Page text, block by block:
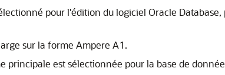
pour l'édition du logiciel Oracle Database,
sur la forme Ampere A1.
principale est sélectionnée pour la base de